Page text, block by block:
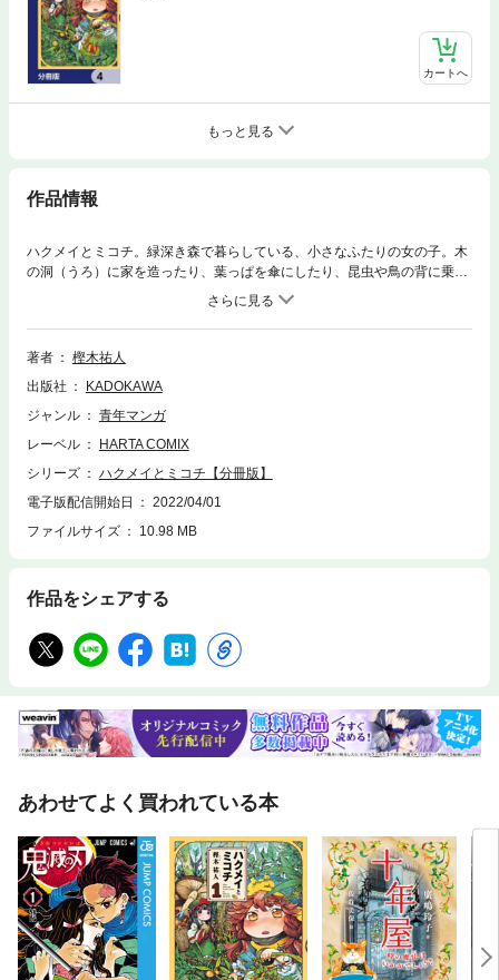
カートへ
もっと見る
作品情報
ハクメイとミコチ。緑深き森で暮らしている、小さなふたりの女の子。木
の洞（うろ）に家を造ったり、葉っぱを傘にしたり、昆虫や鳥の背に乗っ
たり……身長９センチメートルなら、そんな事も出来るのです。愉快で穏
やかな、森の日常劇！ 分冊版第53弾。
著者
樫木祐人
出版社
KADOKAWA
ジャンル
青年マンガ
レーベル
HARTA COMIX
シリーズ
ハクメイとミコチ【分冊版】
電子版配信開始日
2022/04/01
ファイルサイズ
10.98 MB
作品をシェアする
あわせてよく買われている本